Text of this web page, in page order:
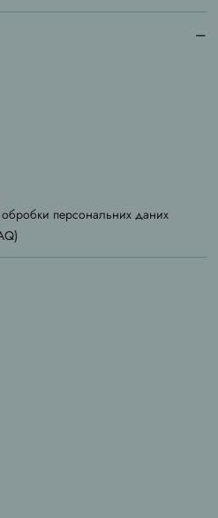
обробки персональних даних